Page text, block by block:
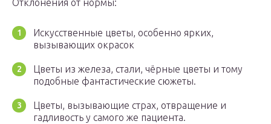
Отклонения от нормы:
Искусственные цветы, особенно ярких,
вызывающих окрасок
Цветы из железа, стали, чёрные цветы и тому
подобные фантастические сюжеты.
Цветы, вызывающие страх, отвращение и
гадливость у самого же пациента.